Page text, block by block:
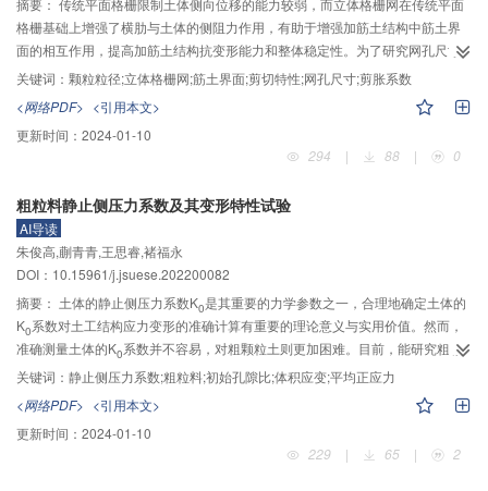
度>开挖进尺>桩径>开挖高度。
摘要： 传统平面格栅限制土体侧向位移的能力较弱，而立体格栅网在传统平面
格栅基础上增强了横肋与土体的侧阻力作用，有助于增强加筋土结构中筋土界
面的相互作用，提高加筋土结构抗变形能力和整体稳定性。为了研究网孔尺寸
和颗粒粒径对立体格栅网–石英砂界面剪切特性的影响，通过3D打印技术制作
不同网孔尺寸和不同增强型横肋数量的立体格栅网，利用室内大型直剪仪进行
一系列单调直剪试验。试验分析了颗粒粒径、格栅网孔开口率和增强型横肋数
量变化时界面的似黏聚力、摩擦角及剪切强度系数的变化规律；基于试验，建
立了界面剪胀系数模型，定量分析了颗粒平均粒径和格栅网孔开口率对立体格
提高了65.53%，摩擦角最大提高了7.85%，表明颗粒粒径对立体格栅网–砂界
面的似黏聚力影响更明显，对摩擦角的影响较小。当竖向应力从20增大至60
kPa，不同立体格栅网–砂界面最大剪胀角降幅为38.1%～60.8%，表明界面最
大剪胀角随竖向应力的增加而逐渐降低。当颗粒粒径较大、格栅网孔开口率较
小时，界面的剪胀量较大；剪切强度系数随粒径的增大而增加，增幅最高可达
8.76%，表明立体格栅网与粒径较大的填料之间具有更好的互锁作用。
关键词： 颗粒粒径;立体格栅网;筋土界面;剪切特性;网孔尺寸;剪胀系数
<网络PDF> <引用本文>
更新时间： 2024-01-10
294
| 88 | 0
粗粒料静止侧压力系数及其变形特性试验
AI导读
朱俊高,蒯青青,王思睿,褚福永
DOI：10.15961/j.jsuese.202200082
摘要： 土体的静止侧压力系数K0是其重要的力学参数之一，合理地确定土体的
K0系数对土工结构应力变形的准确计算有重要的理论意义与实用价值。然而，
准确测量土体的K0系数并不容易，对粗颗粒土则更加困难。目前，能研究粗颗
粒土K0 的试验仪器极少，对K0系数的研究成果相应地也很少，而关于粗颗粒土
0
系数的变化规律的研究几乎空白。为研究粗颗粒土的静
止侧压力系数在不同初始孔隙比下的变化规律，研制了一种新型K
试验仪。该
仪器既能用于测定粗颗粒土的K
可用于高应力条件下。对某级配粗粒料进行了不同初始孔隙比状态下的K
压缩
关键词： 静止侧压力系数;粗粒料;初始孔隙比;体积应变;平均正应力
<网络PDF> <引用本文>
更新时间： 2024-01-10
229
| 65 | 2